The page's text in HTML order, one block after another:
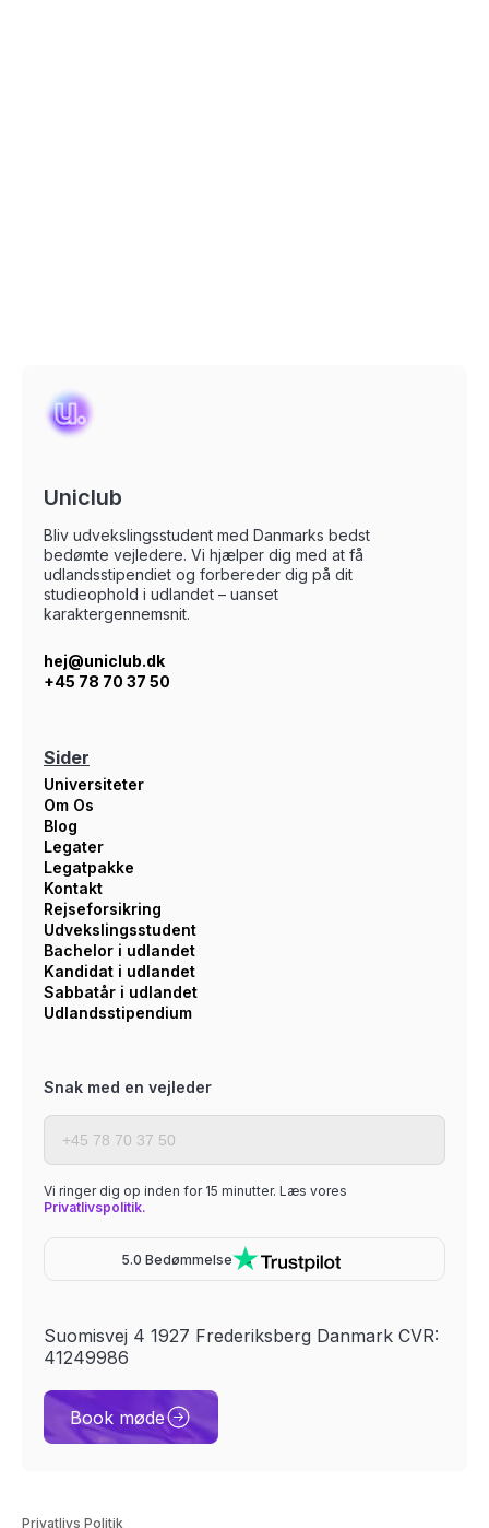
Uniclub
Bliv udvekslingsstudent med Danmarks bedst
bedømte vejledere. Vi hjælper dig med at få
udlandsstipendiet og forbereder dig på dit
studieophold i udlandet – uanset
karaktergennemsnit.
hej@uniclub.dk
+45 78 70 37 50
Sider
Universiteter
Om Os
Blog
Legater
Legatpakke
Kontakt
Rejseforsikring
Udvekslingsstudent
Bachelor i udlandet
Kandidat i udlandet
Sabbatår i udlandet
Udlandsstipendium
Snak med en vejleder
Vi ringer dig op inden for 15 minutter. Læs vores
Privatlivspolitik.
5.0 Bedømmelse
Suomisvej 4 1927 Frederiksberg Danmark CVR:
41249986
Book møde
Privatlivs Politik